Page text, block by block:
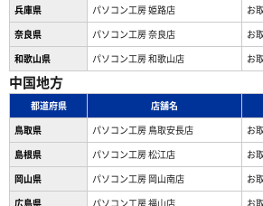
兵庫県
パソコン工房 姫路店 お
奈良県
パソコン工房 奈良店 お
和歌山県
パソコン工房 和歌山店 お
中国地方
都道府県 店舗名
鳥取県
パソコン工房 鳥取安長店 お
島根県
パソコン工房 松江店 お
岡山県
パソコン工房 岡山南店 お
広島県
パソコン工房 福山店 お